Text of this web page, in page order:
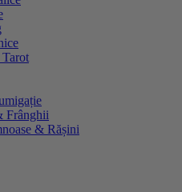
Frânghii
& Rășini